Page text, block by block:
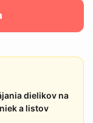
dielikov na
a listov